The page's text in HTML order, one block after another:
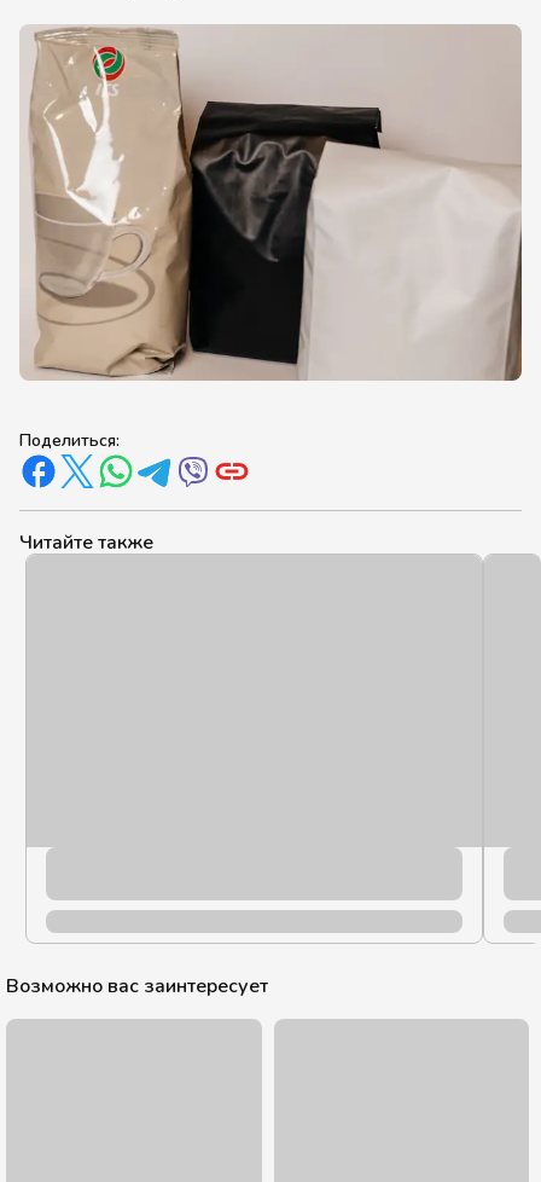
Поделиться:
Читайте также
Уют для гостей – прибыльность для кофейни: осенние
тренды в меню Сезонность — аспект, который всегда
года меняется культура потребле..
Возможно вас заинтересует